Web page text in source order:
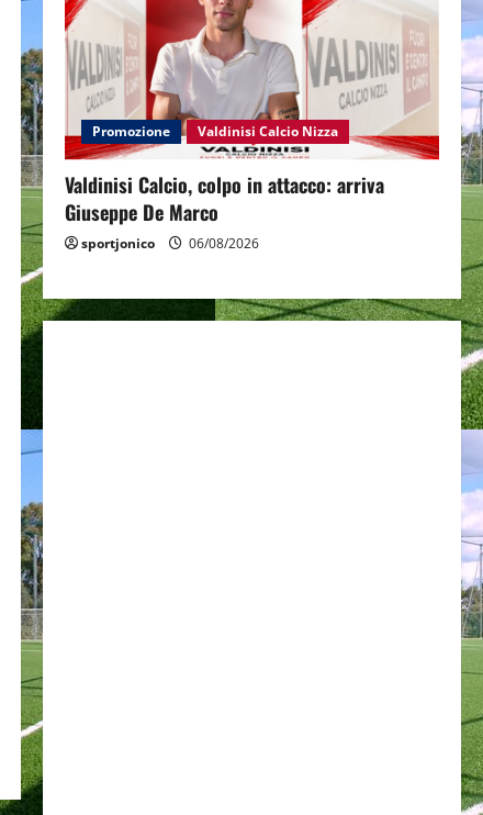
Promozione Valdinisi Calcio Nizza
Valdinisi Calcio, colpo in attacco: arriva
Giuseppe De Marco
sportjonico 06/08/2026